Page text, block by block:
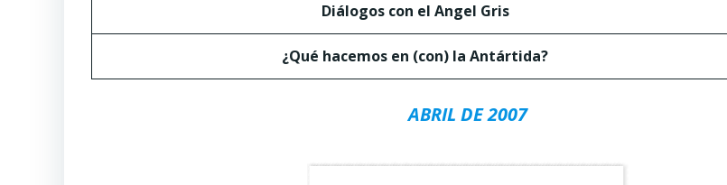
Diálogos con el Angel Gris
¿Qué hacemos en (con) la Antártida?
ABRIL DE 2007